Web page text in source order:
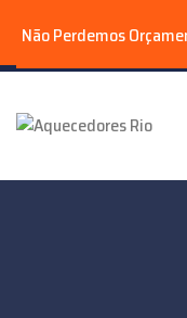
Não Perdemos